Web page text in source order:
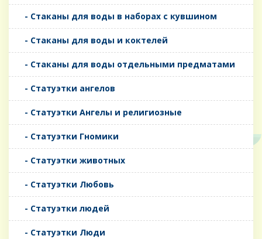
- Стаканы для воды в наборах с кувшином
- Стаканы для воды и коктелей
- Стаканы для воды отдельными предматами
- Статуэтки ангелов
- Статуэтки Ангелы и религиозные
- Статуэтки Гномики
- Статуэтки животных
- Статуэтки Любовь
- Статуэтки людей
- Статуэтки Люди